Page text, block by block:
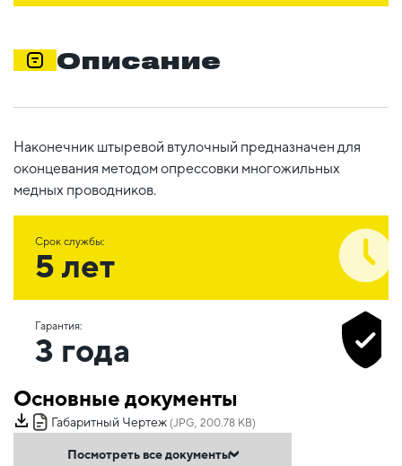
Описание
Наконечник штыревой втулочный предназначен для
оконцевания методом опрессовки многожильных
медных проводников.
Срок службы:
5 лет
Гарантия:
3 года
Основные документы
Габаритный Чертеж (JPG, 200.78 KB)
Посмотреть все документы